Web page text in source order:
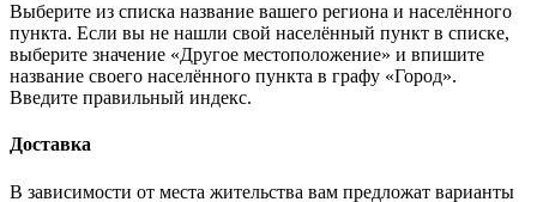
Выберите из списка название вашего региона и населённого
пункта. Если вы не нашли свой населённый пункт в списке,
выберите значение «Другое местоположение» и впишите
название своего населённого пункта в графу «Город».
Введите правильный индекс.
Доставка
В зависимости от места жительства вам предложат варианты